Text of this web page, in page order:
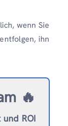
wenn Sie
ihn
🔥
ROI